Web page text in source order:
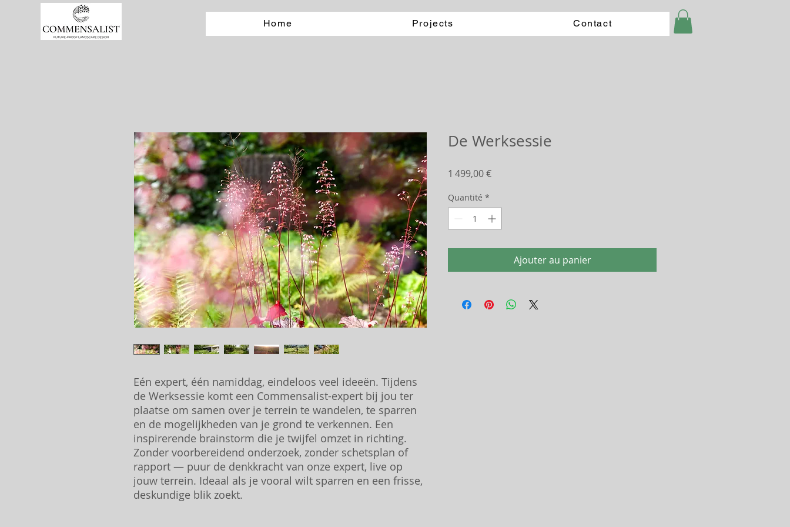
Home Projects Contact
Eén expert, één namiddag, eindeloos veel ideeën. Tijdens
de Werksessie komt een Commensalist-expert bij jou ter
plaatse om samen over je terrein te wandelen, te sparren
en de mogelijkheden van je grond te verkennen. Een
inspirerende brainstorm die je twijfel omzet in richting.
Zonder voorbereidend onderzoek, zonder schetsplan of
rapport — puur de denkkracht van onze expert, live op
jouw terrein. Ideaal als je vooral wilt sparren en een frisse,
deskundige blik zoekt.
De Werksessie
1 499,00 €Prix
Quantité *
Ajouter au panier